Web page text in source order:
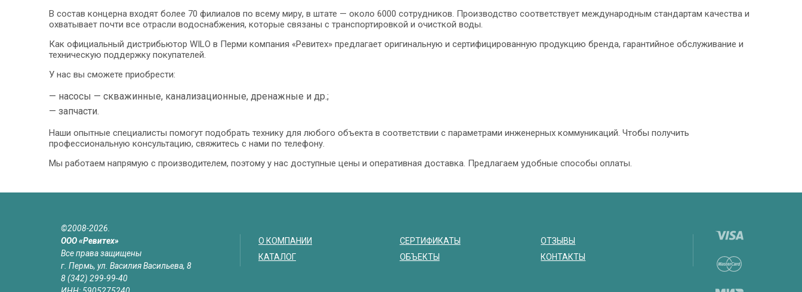
В состав концерна входят более 70 филиалов по всему миру, в штате — около 6000 сотрудников. Производство соответствует международным стандартам качества и
охватывает почти все отрасли водоснабжения, которые связаны с транспортировкой и очисткой воды.
Как официальный дистрибьютор WILO в Перми компания «Ревитех» предлагает оригинальную и сертифицированную продукцию бренда, гарантийное обслуживание и
техническую поддержку покупателей.
У нас вы сможете приобрести:
— насосы — скважинные, канализационные, дренажные и др.;
— запчасти.
Наши опытные специалисты помогут подобрать технику для любого объекта в соответствии с параметрами инженерных коммуникаций. Чтобы получить
профессиональную консультацию, свяжитесь с нами по телефону.
Мы работаем напрямую с производителем, поэтому у нас доступные цены и оперативная доставка. Предлагаем удобные способы оплаты.
©2008-2026.
ООО «Ревитех»
Все права защищены
г. Пермь, ул. Василия Васильева, 8
8 (342) 299-99-40
О КОМПАНИИ
КАТАЛОГ
СЕРТИФИКАТЫ
ОБЪЕКТЫ
ОТЗЫВЫ
КОНТАКТЫ